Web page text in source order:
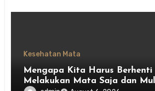
Kesehatan Mata
Mengapa Kita Harus Berhenti
Melakukan Mata Saja dan